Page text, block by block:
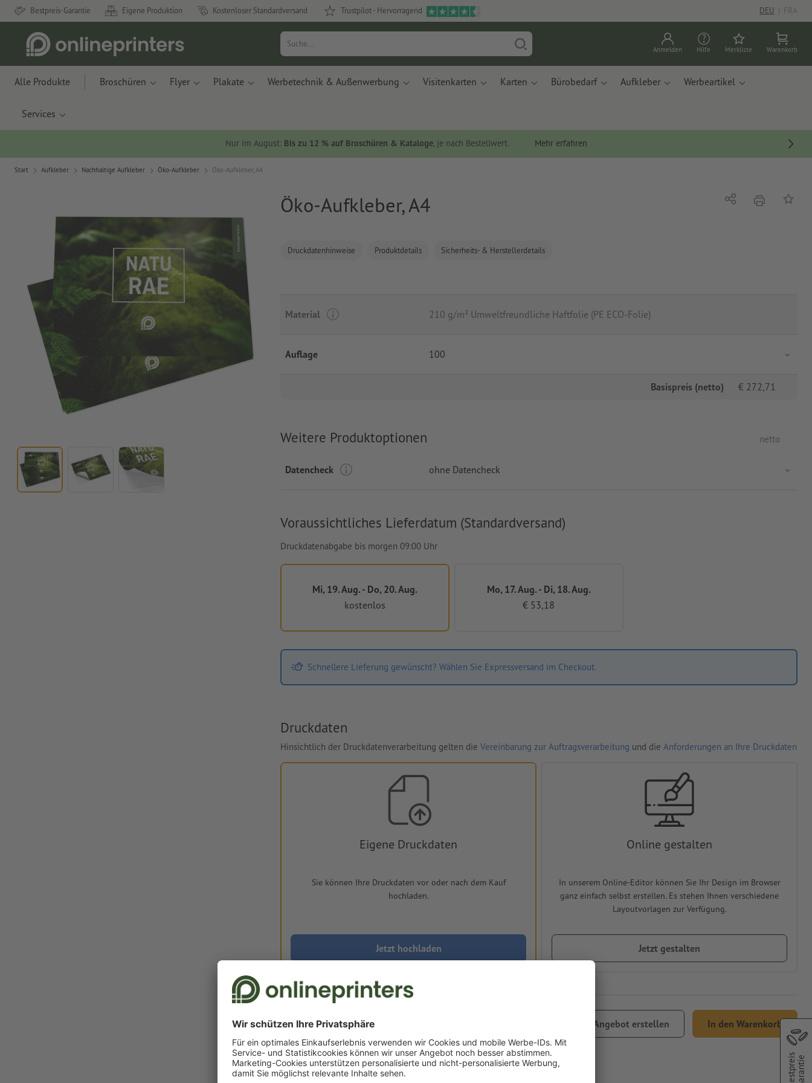
Bestpreis-Garantie Eigene Produktion Kostenloser Standardversand Trustpilot - Hervorragend DEU | FRA
Anmelden Hilfe Merkliste Warenkorb
Alle Produkte Broschüren Flyer Plakate Werbetechnik & Außenwerbung Visitenkarten Karten Bürobedarf Aufkleber Werbeartikel
Services
Nur im August: Bis zu 12 % auf Broschüren & Kataloge, je nach Bestellwert. Mehr erfahren
Start Aufkleber Nachhaltige Aufkleber Öko-Aufkleber Öko-Aufkleber, A4
Öko-Aufkleber, A4
Druckdatenhinweise Produktdetails Sicherheits- & Herstellerdetails
Teilen DruckenAuf
Material 210 g/m² Umweltfreundliche Haftfolie (PE ECO-Folie)
Auflage 100
Basispreis (netto) € 272,71
Weitere Produktoptionen netto
Datencheck ohne Datencheck
Voraussichtliches Lieferdatum (Standardversand)
Druckdatenabgabe bis morgen 09:00 Uhr
Mi, 19. Aug. - Do, 20. Aug.
kostenlos
Mo, 17. Aug. - Di, 18. Aug.
€ 53,18
Schnellere Lieferung gewünscht? Wählen Sie Expressversand im Checkout.
Druckdaten
Hinsichtlich der Druckdatenverarbeitung gelten die Vereinbarung zur Auftragsverarbeitung und die Anforderungen an Ihre Druckdaten
Eigene Druckdaten
Sie können Ihre Druckdaten vor oder nach dem Kauf
hochladen.
Jetzt hochladen
Online gestalten
In unserem Online-Editor können Sie Ihr Design im Browser
ganz einfach selbst erstellen. Es stehen Ihnen verschiedene
Layoutvorlagen zur Verfügung.
Jetzt gestalten
netto inkl. 17% MwSt.
Angebot erstellen In den Warenkorb
Mi, 19. Aug. - Do, 20. Aug.
Gewicht: ca.1,31 kg
BestpreisGarantie